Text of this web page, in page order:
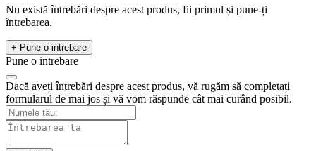
Nu există întrebări despre acest produs, fii primul și pune-ți
întrebarea.
+ Pune o intrebare
Pune o intrebare
Dacă aveți întrebări despre acest produs, vă rugăm să completați
formularul de mai jos și vă vom răspunde cât mai curând posibil.